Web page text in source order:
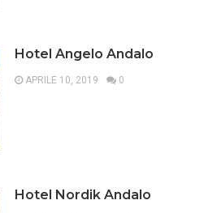
Hotel Angelo Andalo
APRILE 10, 2019 0
Hotel Nordik Andalo